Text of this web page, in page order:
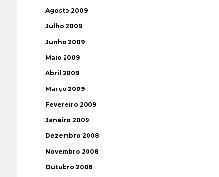
Agosto 2009
Julho 2009
Junho 2009
Maio 2009
Abril 2009
Março 2009
Fevereiro 2009
Janeiro 2009
Dezembro 2008
Novembro 2008
Outubro 2008